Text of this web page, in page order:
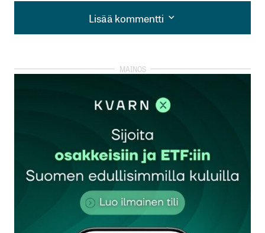
Lisää kommentti
Lisää kommentti
kirjautua
rekisteröityä
Sähköpostiosoitettasi ei julkaista.Pakolliset
kentät on merkitty*